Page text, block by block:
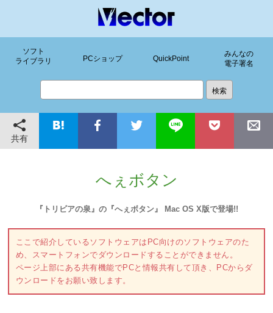
ソフト
ライブラリ
PCショップ QuickPoint
みんなの
電子署名
共有
へぇボタン
『トリビアの泉』の『へぇボタン』 Mac OS X版で登場!!
ここで紹介しているソフトウェアはPC向けのソフトウェアのた
め、スマートフォンでダウンロードすることができません。
ページ上部にある共有機能でPCと情報共有して頂き、PCからダ
ウンロードをお願い致します。